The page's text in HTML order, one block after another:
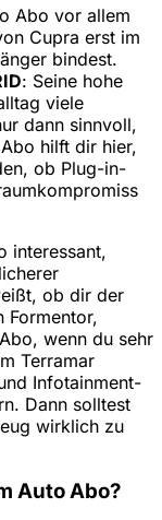
Abo vor allem
Cupra erst im
bindest.
: Seine hohe
viele
dann sinnvoll,
hilft dir hier,
ob Plug-in-
interessant,
ob dir der
Formentor,
wenn du sehr
Terramar
Infotainment-
Dann solltest
wirklich zu
Auto Abo?